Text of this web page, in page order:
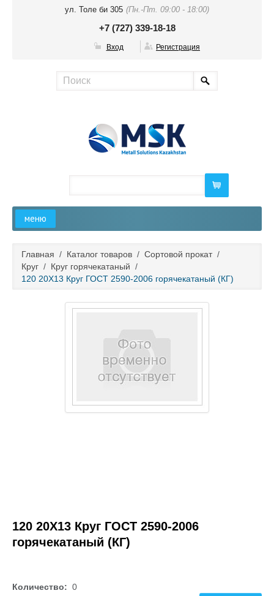
ул. Толе би 305 (Пн.-Пт. 09:00 - 18:00)
+7 (727) 339-18-18
Вход Регистрация
меню
О компании
Каталог товаров
Главная / Каталог товаров / Сортовой прокат /
Круг / Круг горячекатаный /
120 20Х13 Круг ГОСТ 2590-2006 горячекатаный (КГ)
120 20Х13 Круг ГОСТ 2590-2006
горячекатаный (КГ)
Количество: 0